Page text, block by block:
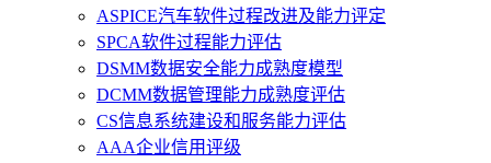
ASPICE汽车软件过程改进及能力评定
SPCA软件过程能力评估
DSMM数据安全能力成熟度模型
DCMM数据管理能力成熟度评估
CS信息系统建设和服务能力评估
AAA企业信用评级